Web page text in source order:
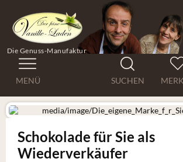
Die Genuss-Manufaktur
MENÜ SUCHEN
Schokolade für Sie als
Wiederverkäufer